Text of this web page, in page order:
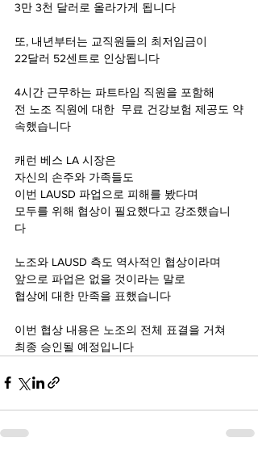
3만 3천 달러로 올라가게 됩니다
또, 내년부터는 교직원들의 최저임금이
22달러 52센트로 인상됩니다
4시간 근무하는 파트타임 직원을 포함해
전 노조 직원에 대한  무료 건강보험 제공도 약
속했습니다
캐런 베스 LA 시장은
자신의 손주와 가족들도
이번 LAUSD 파업으로 피해를 봤다며
모두를 위해 협상이 필요했다고 강조했습니
다
노조와 LAUSD 측도 역사적인 협상이라며
앞으로 파업은 없을 것이라는 말로
협상에 대한 만족을 표했습니다
이번 협상 내용은 노조의 전체 표결을 거쳐
최종 승인될 예정입니다